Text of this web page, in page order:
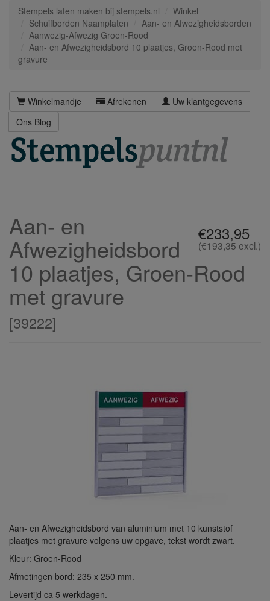
Stempels laten maken bij stempels.nl
Winkel
Schuifborden Naamplaten
Aan- en Afwezigheidsborden
Aanwezig-Afwezig Groen-Rood
Aan- en Afwezigheidsbord 10 plaatjes, Groen-Rood met
gravure
Winkelmandje Afrekenen
Uw klantgegevens
Ons Blog
€233,95
(€193,35 excl.)
Aan- en
Afwezigheidsbord
10 plaatjes, Groen-Rood
met gravure
[39222]
Aan- en Afwezigheidsbord van aluminium met 10 kunststof
plaatjes met gravure volgens uw opgave, tekst wordt zwart.
Kleur: Groen-Rood
Afmetingen bord: 235 x 250 mm.
Levertijd ca 5 werkdagen.